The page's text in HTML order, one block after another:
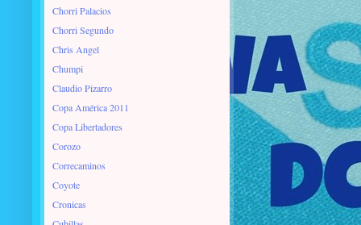
Chorri Palacios
Chorri Segundo
Chris Angel
Chumpi
Claudio Pizarro
Copa América 2011
Copa Libertadores
Corozo
Correcaminos
Coyote
Cronicas